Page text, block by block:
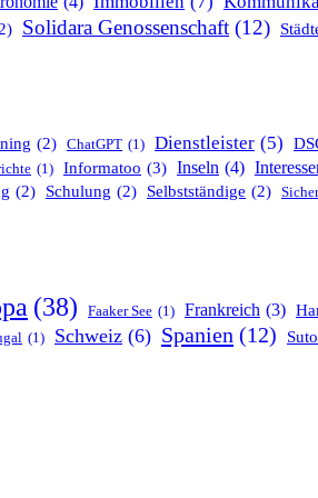
Solidara Genossenschaft (12)
(2) ChatGPT (1) Dienstleister (5)
(1) Informatoo (3) Inseln (4)
(2) Schulung (2) Selbstständige (2)
(38) Faaker See (1) Frankreich (3)
(1) Schweiz (6) Spanien (12)